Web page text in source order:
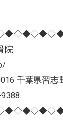
院
千葉県習志